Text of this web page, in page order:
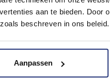
aan te bieden. Door
beschreven in ons beleid.
Aanpassen